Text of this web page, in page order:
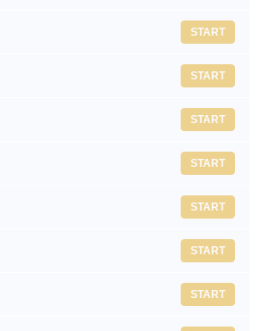
START
START
START
START
START
START
START